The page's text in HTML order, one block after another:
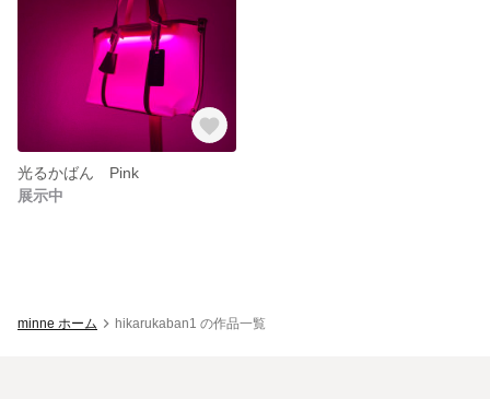
光るかばん Pink
展示中
minne ホーム hikarukaban1 の作品一覧